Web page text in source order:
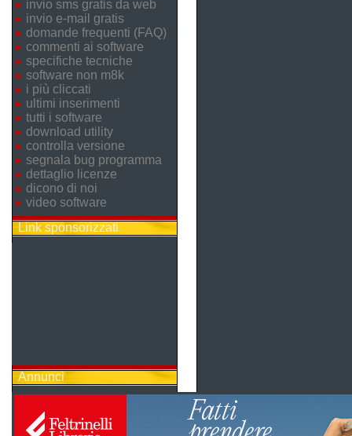
invio sms gratis da web
invio e-mail gratis
domande frequenti (FAQ)
commenti ai software
specifiche tecniche
software non m8k
i più cliccati
ultimi inserimenti
tutti i software
download utility
controlla versione
segnala bug programma
dettaglio licenze
dicono di noi
video software
Link sponsorizzati
Annunci